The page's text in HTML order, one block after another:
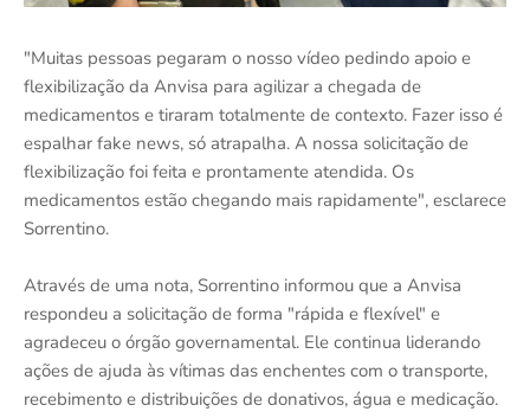
"Muitas pessoas pegaram o nosso vídeo pedindo apoio e
flexibilização da Anvisa para agilizar a chegada de
medicamentos e tiraram totalmente de contexto. Fazer isso é
espalhar fake news, só atrapalha. A nossa solicitação de
flexibilização foi feita e prontamente atendida. Os
medicamentos estão chegando mais rapidamente", esclarece
Sorrentino.
Através de uma nota, Sorrentino informou que a Anvisa
respondeu a solicitação de forma "rápida e flexível" e
agradeceu o órgão governamental. Ele continua liderando
ações de ajuda às vítimas das enchentes com o transporte,
recebimento e distribuições de donativos, água e medicação.